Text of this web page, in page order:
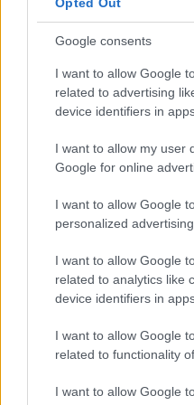
Google consents
I want to allow Google
related to advertising
device identifiers in
I want to allow my user
Google for online
I want to allow Google
personalized advertising.
I want to allow Google
related to analytics like
device identifiers in
I want to allow Google
related to functionality
I want to allow Google
esperti sanno che
speculare se il prezzo sale
In breve, tutto ciò che
corretta. Nel nostro caso,
ad aprire un CFD
consentono, come
eToro
risultato? Una possibile
Riuscire a vincere sia in
ribasso offre notevoli
alla possibilità di vincere
che non dovrebbe essere
professionisti lavorano
con Bitcoin.